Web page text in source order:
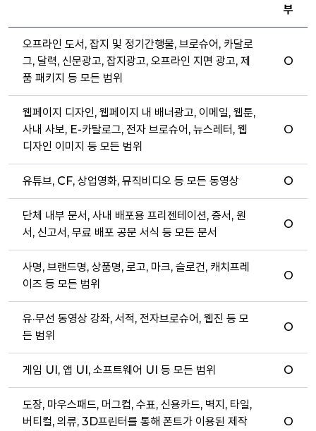
부
오프라인 도서, 잡지 및 정기간행물, 브로슈어, 카달로
그, 달력, 신문광고, 잡지광고, 오프라인 지면 광고, 제
품 패키지 등 모든 범위
O
웹페이지 디자인, 웹페이지 내 배너광고, 이메일, 웹툰,
사내 사보, E-카탈로그, 전자 브로슈어, 뉴스레터, 웹
디자인 이미지 등 모든 범위
O
유튜브, CF, 상업영화, 뮤직비디오 등 모든 동영상 O
단체 내부 문서, 사내 배포용 프리젠테이션, 증서, 원
서, 신고서, 무료 배포 공문 서식 등 모든 문서
O
사명, 브랜드명, 상품명, 로고, 마크, 슬로건, 캐치프레
이즈 등 모든 범위
O
유·무선 동영상 강좌, 서적, 전자브로슈어, 웹진 등 모
든 범위
O
게임 UI, 앱 UI, 소프트웨어 UI 등 모든 범위 O
도장, 마우스패드, 머그컵, 수표, 신용카드, 벽지, 타일,
버티컬, 의류, 3D프린터를 통해 폰트가 이용된 제작
O